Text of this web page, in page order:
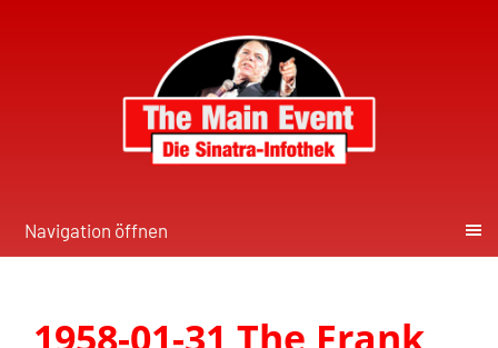
Navigation öffnen